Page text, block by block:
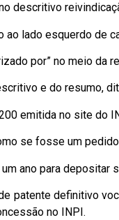
descritivo
ao lado esquerdo de
por” no meio da
e do resumo,
emitida no site do
se fosse um
ano para
patente definitivo
no INPI.